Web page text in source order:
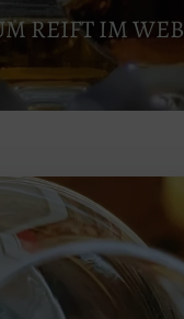
REIFT IM